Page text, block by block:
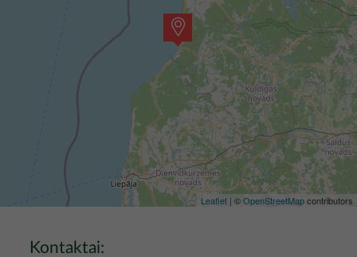
Leaflet | ©OpenStreetMapcontributors
Kontaktai: